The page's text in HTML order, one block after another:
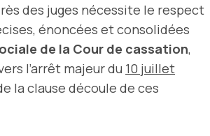
des juges nécessite le respect
énoncées et consolidées
de la Cour de cassation,
l’arrêt majeur du 10 juillet
la clause découle de ces